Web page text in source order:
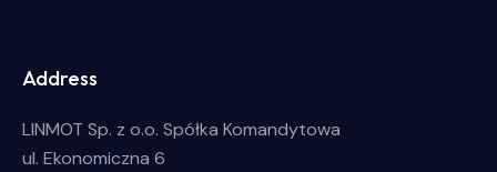
Address
LINMOT Sp. z o.o. Spółka Komandytowa
ul. Ekonomiczna 6